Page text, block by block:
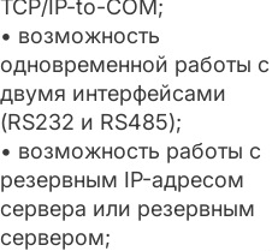
TCP/IP-to-COM;
• возможность
одновременной работы с
двумя интерфейсами
(RS232 и RS485);
• возможность работы с
резервным IP-адресом
сервера или резервным
сервером;